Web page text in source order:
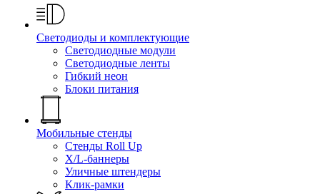
Светодиоды и комплектующие
Светодиодные модули
Светодиодные ленты
Гибкий неон
Блоки питания
Мобильные стенды
Стенды Roll Up
X/L-баннеры
Уличные штендеры
Клик-рамки